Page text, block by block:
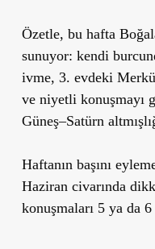
Özetle, bu hafta
sunuyor: kendi
ivme, 3. evdeki
ve niyetli konuşmayı
Güneş–Satürn
Haftanın başını
Haziran civarında
konuşmaları 5 ya da